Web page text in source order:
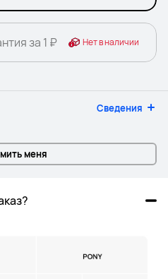
за 1 ₽ Нет в наличии
Сведения
меня